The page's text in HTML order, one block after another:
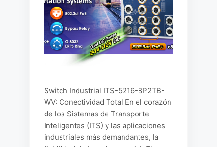
Switch Industrial ITS-5216-8P2TB-
WV: Conectividad Total En el corazón
de los Sistemas de Transporte
Inteligentes (ITS) y las aplicaciones
industriales más demandantes, la